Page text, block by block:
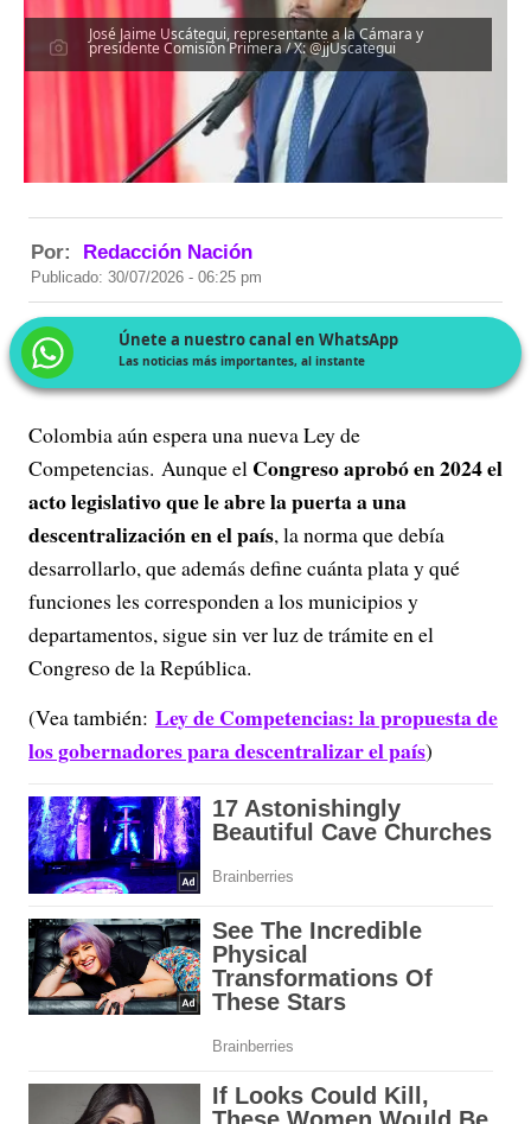
José Jaime Uscátegui, representante a la Cámara y
presidente Comisión Primera / X: @jjUscategui
Por: Redacción Nación
Publicado: 30/07/2026 - 06:25 pm
Únete a nuestro canal en WhatsApp
Las noticias más importantes, al instante
Colombia aún espera una nueva Ley de
Competencias. Aunque el Congreso aprobó en 2024 el
acto legislativo que le abre la puerta a una
descentralización en el país, la norma que debía
desarrollarlo, que además define cuánta plata y qué
funciones les corresponden a los municipios y
departamentos, sigue sin ver luz de trámite en el
Congreso de la República.
(Vea también: Ley de Competencias: la propuesta de
los gobernadores para descentralizar el país)